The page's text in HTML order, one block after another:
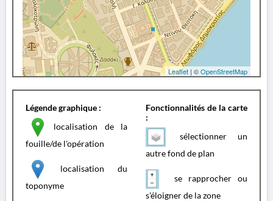
Leaflet | ©OpenStreetMap
Légende graphique :
localisation de la
fouille/de l'opération
localisation du
toponyme
Fonctionnalités de la carte
:
sélectionner un
autre fond de plan
se rapprocher ou
s'éloigner de la zone